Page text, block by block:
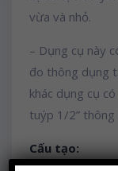
vừa và nhỏ.
– Dụng cụ này
đo thông dụng
khác dụng cụ
tuýp 1/2” thông
Cấu tạo: